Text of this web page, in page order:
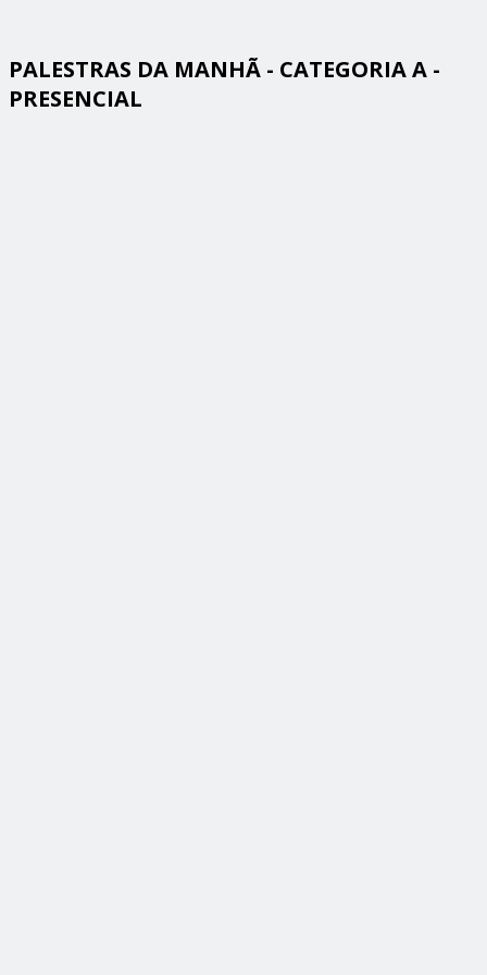
PALESTRAS DA MANHÃ - CATEGORIA A -
PRESENCIAL